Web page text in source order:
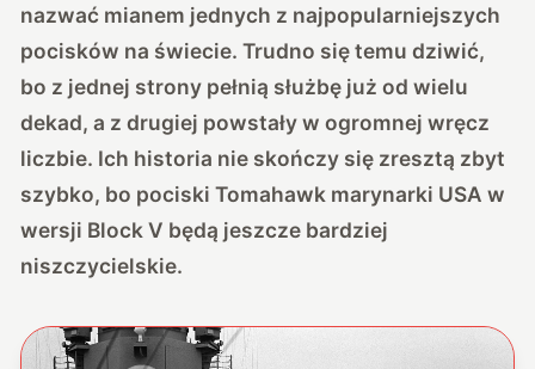
nazwać mianem jednych z najpopularniejszych
pocisków na świecie. Trudno się temu dziwić,
bo z jednej strony pełnią służbę już od wielu
dekad, a z drugiej powstały w ogromnej wręcz
liczbie. Ich historia nie skończy się zresztą zbyt
szybko, bo pociski Tomahawk marynarki USA w
wersji Block V będą jeszcze bardziej
niszczycielskie.